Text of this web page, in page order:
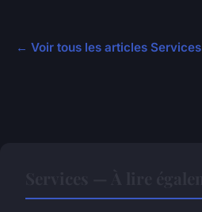
← Voir tous les articles Services